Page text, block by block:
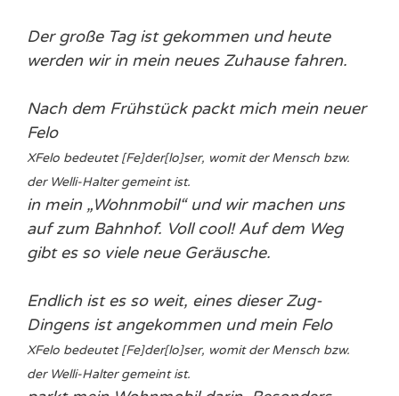
Der große Tag ist gekommen und heute
werden wir in mein neues Zuhause fahren.
Nach dem Frühstück packt mich mein neuer
Felo
XFelo bedeutet [Fe]der[lo]ser, womit der Mensch bzw.
der Welli-Halter gemeint ist.
in mein „Wohnmobil“ und wir machen uns
auf zum Bahnhof. Voll cool! Auf dem Weg
gibt es so viele neue Geräusche.
Endlich ist es so weit, eines dieser Zug-
Dingens ist angekommen und mein Felo
XFelo bedeutet [Fe]der[lo]ser, womit der Mensch bzw.
der Welli-Halter gemeint ist.